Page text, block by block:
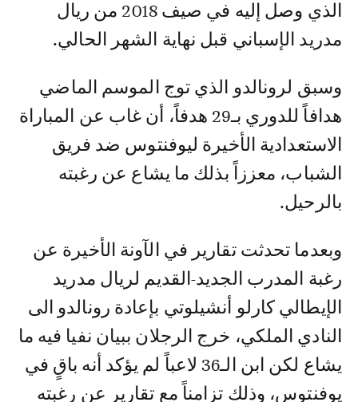
الذي وصل إليه في صيف 2018 من ريال
مدريد الإسباني قبل نهاية الشهر الحالي.
وسبق لرونالدو الذي توج الموسم الماضي
هدافاً للدوري بـ29 هدفاً، أن غاب عن المباراة
الاستعدادية الأخيرة ليوفنتوس ضد فريق
الشباب، معززاً بذلك ما يشاع عن رغبته
بالرحيل.
وبعدما تحدثت تقارير في الآونة الأخيرة عن
رغبة المدرب الجديد-القديم لريال مدريد
الإيطالي كارلو أنشيلوتي بإعادة رونالدو الى
النادي الملكي، خرج الرجلان ببيان نفيا فيه ما
يشاع لكن ابن الـ36 لاعباً لم يؤكد أنه باقٍ في
يوفنتوس، وذلك تزامناً مع تقارير عن رغبته